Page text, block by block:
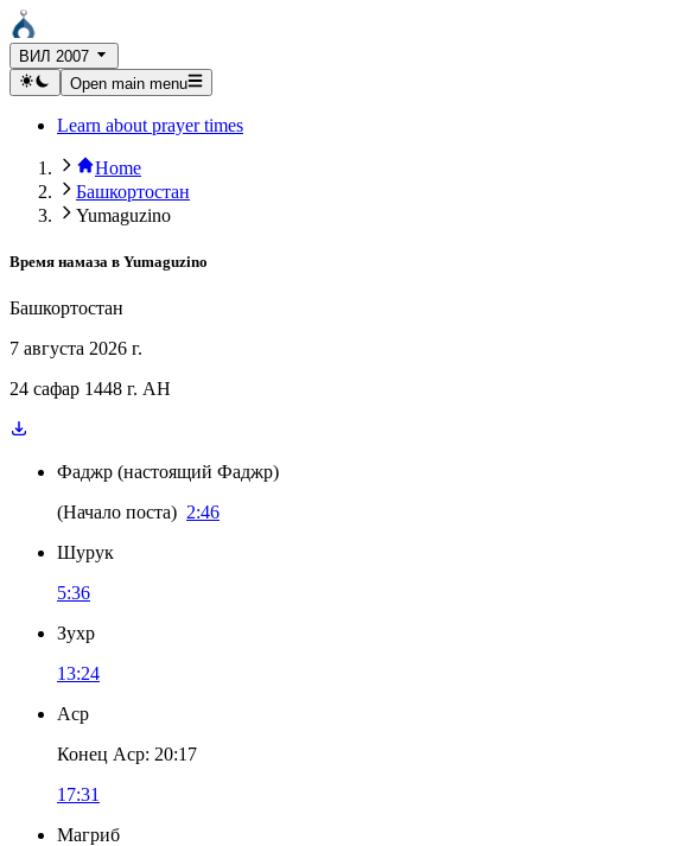
ВИЛ 2007
Open main menu
Learn about prayer times
Home
Башкортостан
Yumaguzino
Время намаза в Yumaguzino
Башкортостан
7 августа 2026 г.
24 сафар 1448 г. AH
Фаджр (настоящий Фаджр)
(Начало поста) 2:46
Шурук
5:36
Зухр
13:24
Аср
Конец Аср: 20:17
17:31
Магриб